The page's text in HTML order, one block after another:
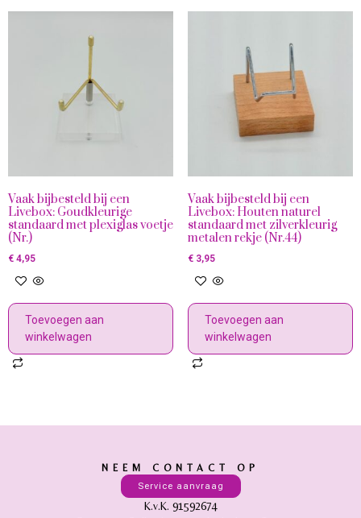
Vaak bijbesteld bij een
Livebox: Goudkleurige
standaard met plexiglas voetje
(Nr.)
€ 4,95
Toevoegen aan
winkelwagen
Vaak bijbesteld bij een
Livebox: Houten naturel
standaard met zilverkleurig
metalen rekje (Nr.44)
€3,95
Toevoegen aan
winkelwagen
NEEM CONTACT OP
Service aanvraag
K.v.K. 91592674